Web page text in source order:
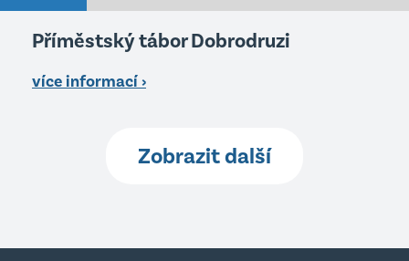
Příměstský tábor Dobrodruzi
více informací ›
Zobrazit další